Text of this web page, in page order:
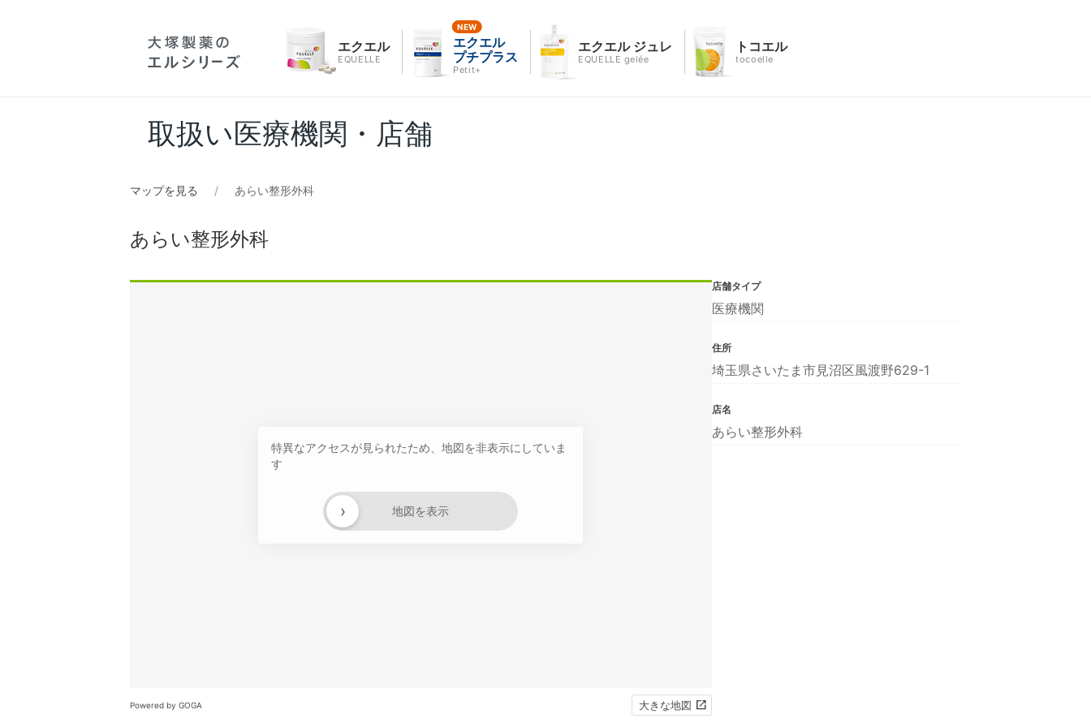
エクエル
EQUELLE
エクエル
プチプラス
Petit+
エクエル ジュレ
EQUELLE gelée
トコエル
tocoelle
取扱い医療機関・店舗
マップを見る あらい整形外科
あらい整形外科
特異なアクセスが見られたため、地図を非表示にしていま
す
地図を表示
›
Powered by GOGA 大きな地図
店舗タイプ
医療機関
住所
埼玉県さいたま市見沼区風渡野629-1
店名
あらい整形外科